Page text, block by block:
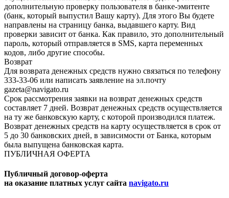
дополнительную проверку пользователя в банке-эмитенте
(банк, который выпустил Вашу карту). Для этого Вы будете
направлены на страницу банка, выдавшего карту. Вид
проверки зависит от банка. Как правило, это дополнительный
пароль, который отправляется в SMS, карта переменных
кодов, либо другие способы.
Возврат
Для возврата денежных средств нужно связаться по телефону
333-33-06 или написать заявление на эл.почту
gazeta@navigato.ru
Срок рассмотрения заявки на возврат денежных средств
составляет 7 дней. Возврат денежных средств осуществляется
на ту же банковскую карту, с которой производился платеж.
Возврат денежных средств на карту осуществляется в срок от
5 до 30 банковских дней, в зависимости от Банка, которым
была выпущена банковская карта.
ПУБЛИЧНАЯ ОФЕРТА
Публичный договор-оферта
на оказание платных услуг сайта navigato.ru